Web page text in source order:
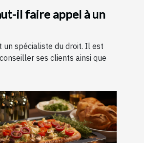
il faire appel à un
un spécialiste du droit. Il est
ses clients ainsi que